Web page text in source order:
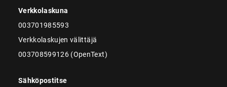
Verkkolaskuna
003701985593
Verkkolaskujen välittäjä
003708599126 (OpenText)
Sähköpostitse